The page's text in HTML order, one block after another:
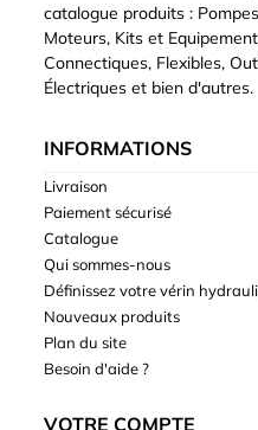
catalogue produits :
Moteurs, Kits et
Connectiques, Flexibles,
Électriques et bien d'autres.
INFORMATIONS
Livraison
Paiement sécurisé
Catalogue
Qui sommes-nous
Définissez votre vérin
Nouveaux produits
Plan du site
Besoin d'aide ?
VOTRE COMPTE